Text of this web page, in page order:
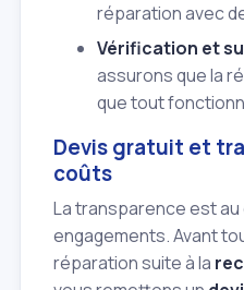
réparation avec
Vérification et
assurons que la
que tout
Devis gratuit et
coûts
La transparence est
engagements. Avant
réparation suite à la